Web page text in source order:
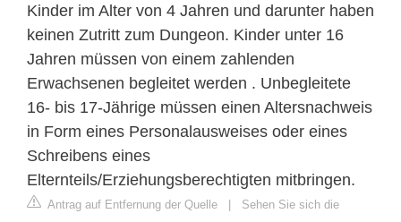
Kinder im Alter von 4 Jahren und darunter haben
keinen Zutritt zum Dungeon. Kinder unter 16
Jahren müssen von einem zahlenden
Erwachsenen begleitet werden . Unbegleitete
16- bis 17-Jährige müssen einen Altersnachweis
in Form eines Personalausweises oder eines
Schreibens eines
Elternteils/Erziehungsberechtigten mitbringen.
Antrag auf Entfernung der Quelle | Sehen Sie sich die